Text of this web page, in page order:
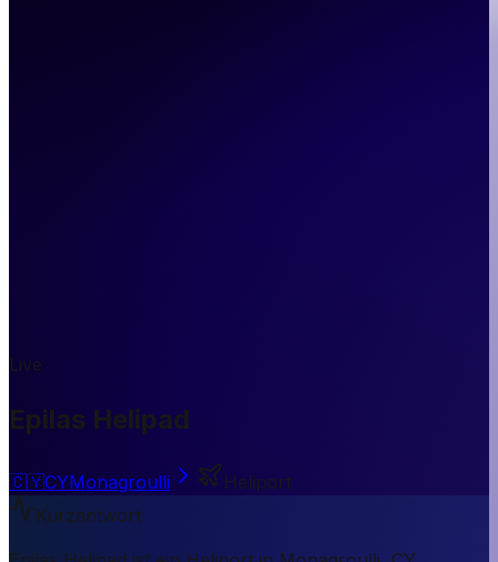
Live
Epilas Helipad
🇨🇾CYMonagroulli
Heliport
Kurzantwort